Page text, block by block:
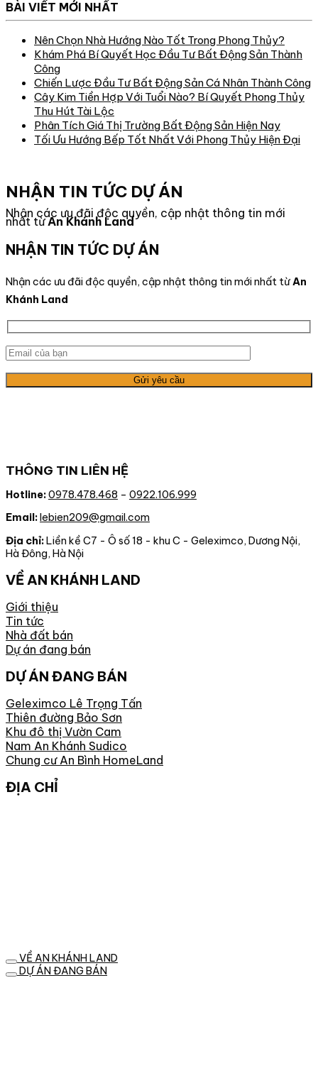
BÀI VIẾT MỚI NHẤT
Nên Chọn Nhà Hướng Nào Tốt Trong Phong Thủy?
Khám Phá Bí Quyết Học Đầu Tư Bất Động Sản Thành
Công
Chiến Lược Đầu Tư Bất Động Sản Cá Nhân Thành Công
Cây Kim Tiền Hợp Với Tuổi Nào? Bí Quyết Phong Thủy
Thu Hút Tài Lộc
Phân Tích Giá Thị Trường Bất Động Sản Hiện Nay
Tối Ưu Hướng Bếp Tốt Nhất Với Phong Thủy Hiện Đại
NHẬN TIN TỨC DỰ ÁN
Nhận các ưu đãi độc quyền, cập nhật thông tin mới
nhất từAn Khánh Land
NHẬN TIN TỨC DỰ ÁN
Nhận các ưu đãi độc quyền, cập nhật thông tin mới nhất từAn
Khánh Land
THÔNG TIN LIÊN HỆ
Hotline:0978.478.468 – 0922.106.999
Email: lebien209@gmail.com
Địa chỉ:Liền kề C7 - Ô số 18 - khu C - Geleximco, Dương Nội,
Hà Đông, Hà Nội
VỀ AN KHÁNH LAND
Giới thiệu
Tin tức
Nhà đất bán
Dự án đang bán
DỰ ÁN ĐANG BÁN
Geleximco Lê Trọng Tấn
Thiên đường Bảo Sơn
Khu đô thị Vườn Cam
Nam An Khánh Sudico
Chung cư An Bình HomeLand
ĐỊA CHỈ
VỀ AN KHÁNH LAND
DỰ ÁN ĐANG BÁN